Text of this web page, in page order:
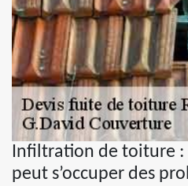
Infiltration de toiture :
peut s’occuper des